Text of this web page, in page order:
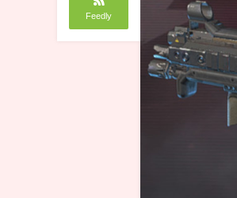
Feedly